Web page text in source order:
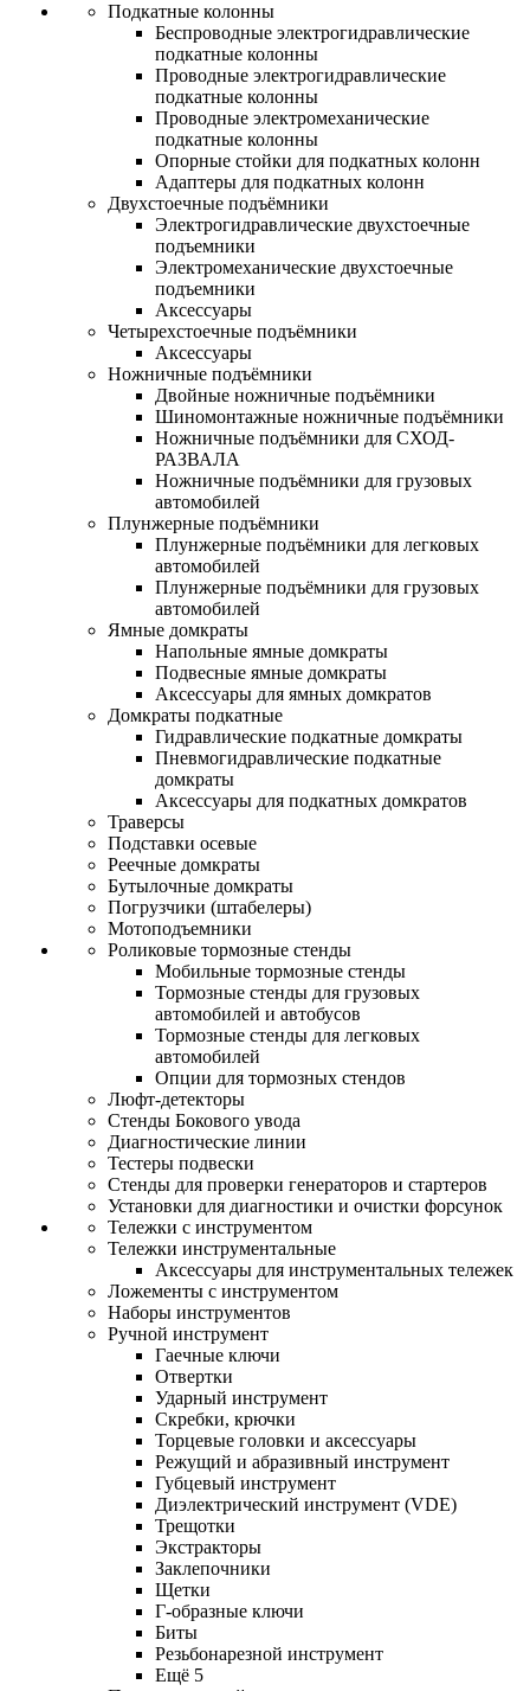
Подкатные колонны
Беспроводные электрогидравлические
подкатные колонны
Проводные электрогидравлические
подкатные колонны
Проводные электромеханические
подкатные колонны
Опорные стойки для подкатных колонн
Адаптеры для подкатных колонн
Двухстоечные подъёмники
Электрогидравлические двухстоечные
подъемники
Электромеханические двухстоечные
подъемники
Аксессуары
Четырехстоечные подъёмники
Аксессуары
Ножничные подъёмники
Двойные ножничные подъёмники
Шиномонтажные ножничные подъёмники
Ножничные подъёмники для СХОД-
РАЗВАЛА
Ножничные подъёмники для грузовых
автомобилей
Плунжерные подъёмники
Плунжерные подъёмники для легковых
автомобилей
Плунжерные подъёмники для грузовых
автомобилей
Ямные домкраты
Напольные ямные домкраты
Подвесные ямные домкраты
Аксессуары для ямных домкратов
Домкраты подкатные
Гидравлические подкатные домкраты
Пневмогидравлические подкатные
домкраты
Аксессуары для подкатных домкратов
Траверсы
Подставки осевые
Реечные домкраты
Бутылочные домкраты
Погрузчики (штабелеры)
Мотоподъемники
Роликовые тормозные стенды
Мобильные тормозные стенды
Тормозные стенды для грузовых
автомобилей и автобусов
Тормозные стенды для легковых
автомобилей
Опции для тормозных стендов
Люфт-детекторы
Стенды Бокового увода
Диагностические линии
Тестеры подвески
Стенды для проверки генераторов и стартеров
Установки для диагностики и очистки форсунок
Тележки с инструментом
Тележки инструментальные
Аксессуары для инструментальных тележек
Ложементы с инструментом
Наборы инструментов
Ручной инструмент
Гаечные ключи
Отвертки
Ударный инструмент
Скребки, крючки
Торцевые головки и аксессуары
Режущий и абразивный инструмент
Губцевый инструмент
Диэлектрический инструмент (VDE)
Трещотки
Экстракторы
Заклепочники
Щетки
Г-образные ключи
Биты
Резьбонарезной инструмент
Ещё 5